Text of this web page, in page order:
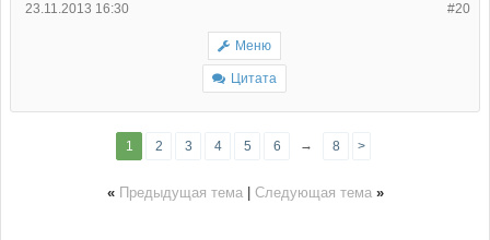
#20
23.11.2013 16:30
Меню
Цитата
1 2 3 4 5 6 → 8 >
« Предыдущая тема| Следующая тема »